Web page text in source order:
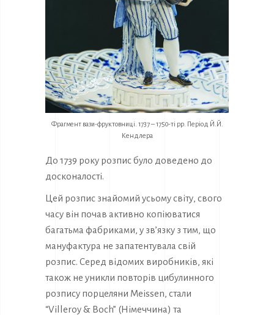
Фрагмент вази-фруктовниці. 1737 – 1750-ті рр. Період Й.Й.
Кендлера
До 1739 року розпис було доведено до
досконалості.
Цей розпис знайомий усьому світу, свого
часу він почав активно копіюватися
багатьма фабриками, у зв’язку з тим, що
мануфактура не запатентувала свій
розпис. Серед відомих виробників, які
також не уникли повторів цибулинного
розпису порцеляни Meissen, стали
“Villeroy & Boch” (Німеччина) та